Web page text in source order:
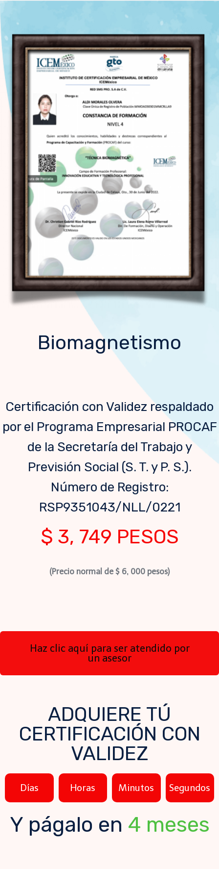
Biomagnetismo
Certificación con Validez respaldado
por el Programa Empresarial PROCAF
de la Secretaría del Trabajo y
Previsión Social (S. T. y P. S.).
Número de Registro:
RSP9351043/NLL/0221
$ 3, 749 PESOS
(Precio normal de $ 6, 000 pesos)
Haz clic aquí para ser atendido por
un asesor
ADQUIERE TÚ
CERTIFICACIÓN CON
VALIDEZ
Días Horas Minutos Segundos
Y págalo en 4 meses